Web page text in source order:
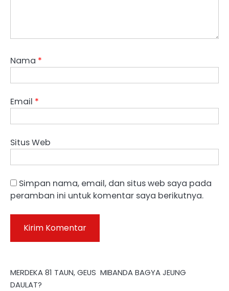
Nama *
Email *
Situs Web
Simpan nama, email, dan situs web saya pada
peramban ini untuk komentar saya berikutnya.
MERDEKA 81 TAUN, GEUS MIBANDA BAGYA JEUNG
DAULAT?